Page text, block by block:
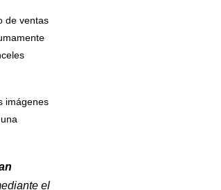
de ventas
imágenes
el